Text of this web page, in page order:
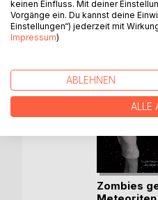
Zombies
keinen Einfluss. Mit deiner
Vorgänge ein. Du kannst deine
Einstellungen“) jederzeit mit
Impressum)
ABLEHNEN
ALLE